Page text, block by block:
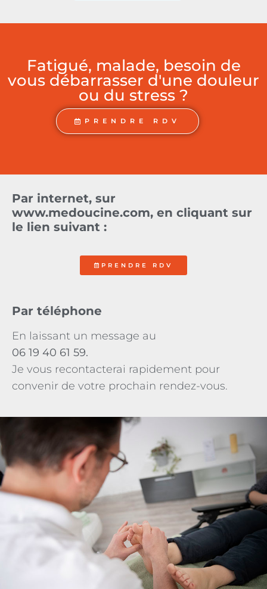
Fatigué, malade, besoin de
vous débarrasser d'une douleur
ou du stress ?
PRENDRE RDV
Par internet, sur
www.medoucine.com, en cliquant sur
le lien suivant :
PRENDRE RDV
Par téléphone
En laissant un message au
06 19 40 61 59.
Je vous recontacterai rapidement pour
convenir de votre prochain rendez-vous.